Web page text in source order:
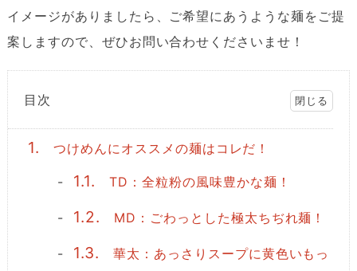
イメージがありましたら、ご希望にあうような麺をご提
案しますので、ぜひお問い合わせくださいませ！
目次
1. つけめんにオススメの麺はコレだ！
1.1. TD：全粒粉の風味豊かな麺！
1.2. MD：ごわっとした極太ちぢれ麺！
1.3.
華太：あっさりスープに黄色いもっ